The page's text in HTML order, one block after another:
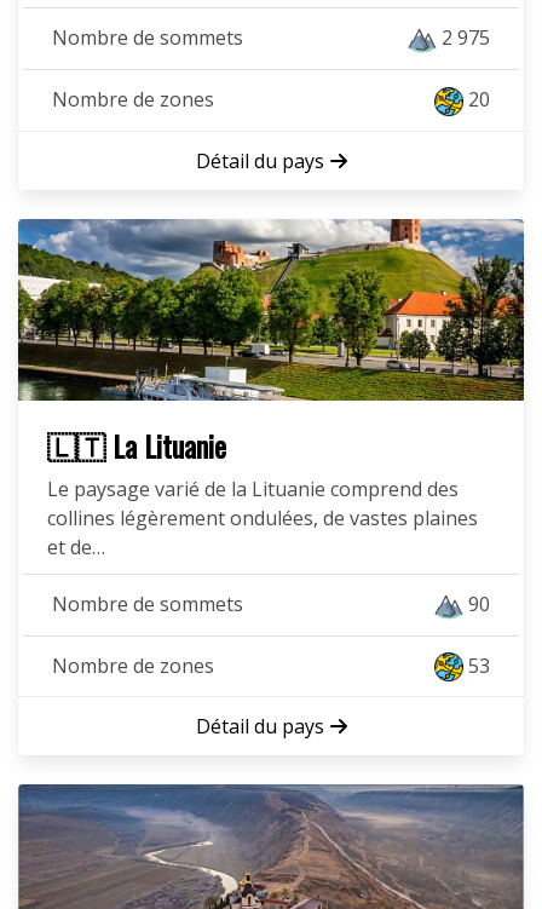
Nombre de sommets 2 975
Nombre de zones 20
Détail du pays
🇱🇹 La Lituanie
Le paysage varié de la Lituanie comprend des
collines légèrement ondulées, de vastes plaines
et de…
Nombre de sommets 90
Nombre de zones 53
Détail du pays